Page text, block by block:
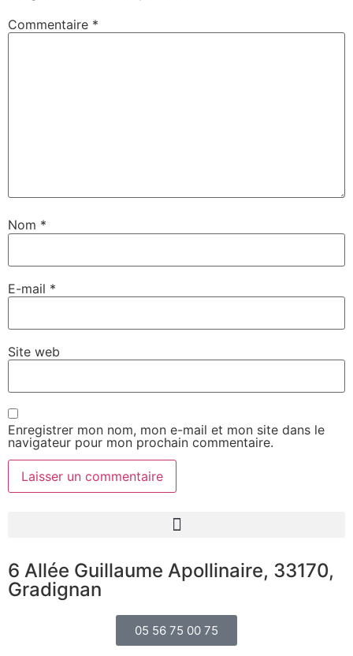
Commentaire *
Nom *
E-mail *
Site web
Enregistrer mon nom, mon e-mail et mon site dans le
navigateur pour mon prochain commentaire.
6 Allée Guillaume Apollinaire, 33170,
Gradignan
05 56 75 00 75